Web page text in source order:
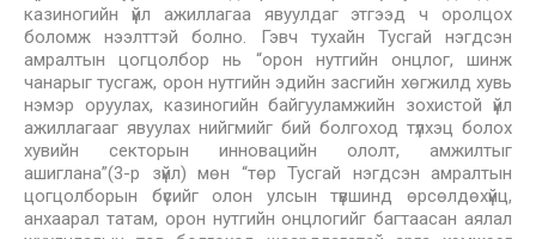
казиногийн үйл ажиллагаа явуулдаг этгээд ч оролцох
боломж нээлттэй болно. Гэвч тухайн Тусгай нэгдсэн
амралтын цогцолбор нь “орон нутгийн онцлог, шинж
чанарыг тусгаж, орон нутгийн эдийн засгийн хөгжилд хувь
нэмэр оруулах, казиногийн байгууламжийн зохистой үйл
ажиллагааг явуулах нийгмийг бий болгоход түлхэц болох
хувийн секторын инновацийн ололт, амжилтыг
ашиглана”(3-р зүйл) мөн “төр Тусгай нэгдсэн амралтын
цогцолборын бүсийг олон улсын түвшинд өрсөлдөхүйц,
анхаарал татам, орон нутгийн онцлогийг багтаасан аялал